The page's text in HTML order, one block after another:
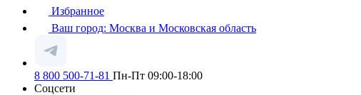
Избранное
Ваш город: Москва и Московская область
8 800 500-71-81 Пн-Пт 09:00-18:00
Соцсети